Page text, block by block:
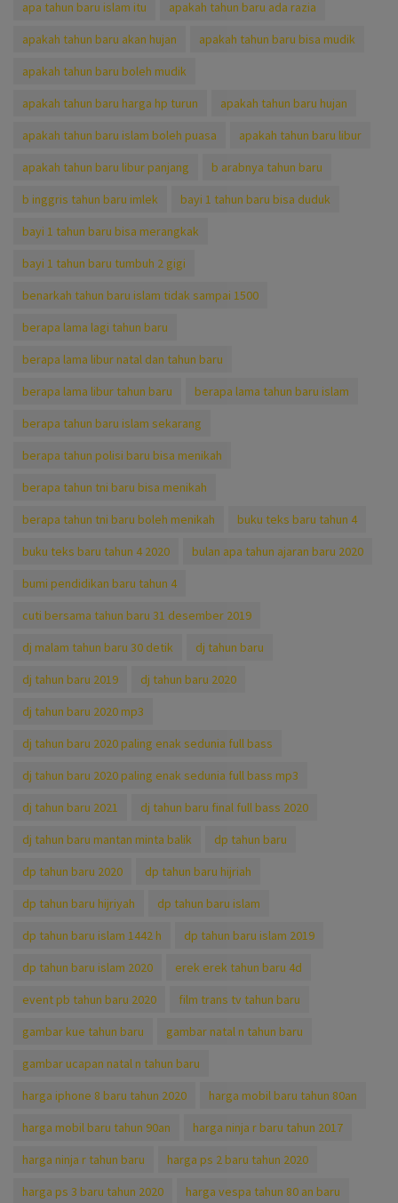
apa tahun baru islam itu
apakah tahun baru ada razia
apakah tahun baru akan hujan
apakah tahun baru bisa mudik
apakah tahun baru boleh mudik
apakah tahun baru harga hp turun
apakah tahun baru hujan
apakah tahun baru islam boleh puasa
apakah tahun baru libur
apakah tahun baru libur panjang
b arabnya tahun baru
b inggris tahun baru imlek
bayi 1 tahun baru bisa duduk
bayi 1 tahun baru bisa merangkak
bayi 1 tahun baru tumbuh 2 gigi
benarkah tahun baru islam tidak sampai 1500
berapa lama lagi tahun baru
berapa lama libur natal dan tahun baru
berapa lama libur tahun baru
berapa lama tahun baru islam
berapa tahun baru islam sekarang
berapa tahun polisi baru bisa menikah
berapa tahun tni baru bisa menikah
berapa tahun tni baru boleh menikah
buku teks baru tahun 4
buku teks baru tahun 4 2020
bulan apa tahun ajaran baru 2020
bumi pendidikan baru tahun 4
cuti bersama tahun baru 31 desember 2019
dj malam tahun baru 30 detik
dj tahun baru
dj tahun baru 2019
dj tahun baru 2020
dj tahun baru 2020 mp3
dj tahun baru 2020 paling enak sedunia full bass
dj tahun baru 2020 paling enak sedunia full bass mp3
dj tahun baru 2021
dj tahun baru final full bass 2020
dj tahun baru mantan minta balik
dp tahun baru
dp tahun baru 2020
dp tahun baru hijriah
dp tahun baru hijriyah
dp tahun baru islam
dp tahun baru islam 1442 h
dp tahun baru islam 2019
dp tahun baru islam 2020
erek erek tahun baru 4d
event pb tahun baru 2020
film trans tv tahun baru
gambar kue tahun baru
gambar natal n tahun baru
gambar ucapan natal n tahun baru
harga iphone 8 baru tahun 2020
harga mobil baru tahun 80an
harga mobil baru tahun 90an
harga ninja r baru tahun 2017
harga ninja r tahun baru
harga ps 2 baru tahun 2020
harga ps 3 baru tahun 2020
harga vespa tahun 80 an baru